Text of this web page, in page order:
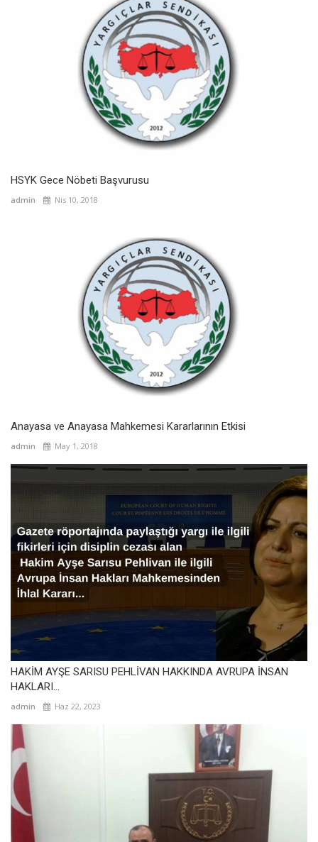
HSYK Gece Nöbeti Başvurusu
admin Nis 10, 2018
Anayasa ve Anayasa Mahkemesi Kararlarının Etkisi
admin May 1, 2018
HAKİM AYŞE SARISU PEHLİVAN HAKKINDA AVRUPA İNSAN
HAKLARI...
admin Haz 22, 2023